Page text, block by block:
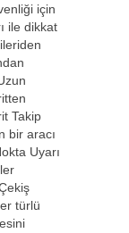
için
ile dikkat
Takip
bir aracı
Uyarı
türlü